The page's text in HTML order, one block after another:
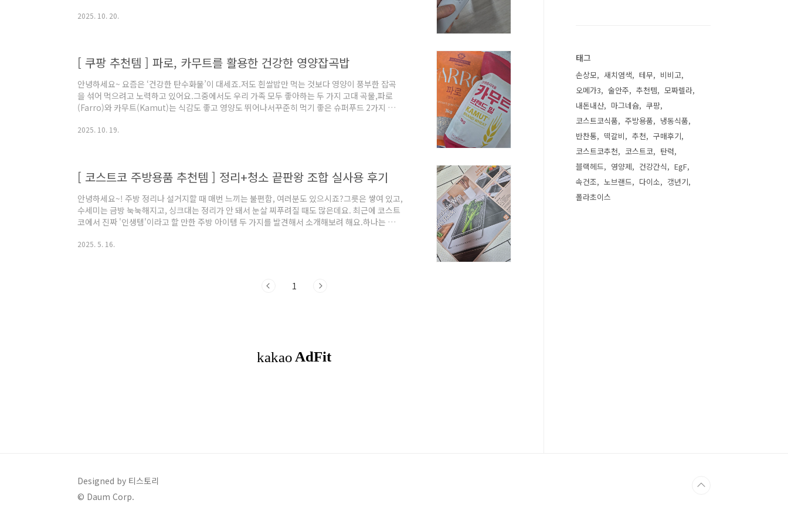
큰 장점은 바로 4단 온도 조절 + 2단 풍속 조절이 가능하다는 점이에요.특히 신기했던 건, 온풍과
2025. 10. 20.
[ 쿠팡 추천템 ] 파로, 카무트를 활용한 건강한 영양잡곡밥
안녕하세요~ 요즘은 ‘건강한 탄수화물’이 대세죠.저도 흰쌀밥만 먹는 것보다 영양이 풍부한 잡곡
을 섞어 먹으려고 노력하고 있어요.그중에서도 우리 가족 모두 좋아하는 두 가지 고대 곡물,파로
(Farro)와 카무트(Kamut)는 식감도 좋고 영양도 뛰어나서꾸준히 먹기 좋은 슈퍼푸드 2가지 소개
파로파로는 흔히 엠머밀(Emmer Wheat)이라고 불리며,고대 로마인들이 즐겨 먹던 귀한 곡물이
2025. 10. 19.
[ 코스트코 주방용품 추천템 ] 정리+청소 끝판왕 조합 실사용 후기
안녕하세요~! 주방 정리나 설거지할 때 매번 느끼는 불편함, 여러분도 있으시죠?그릇은 쌓여 있고,
수세미는 금방 눅눅해지고, 싱크대는 정리가 안 돼서 눈살 찌푸려질 때도 많은데요. 최근에 코스트
코에서 진짜 '인생템'이라고 할 만한 주방 아이템 두 가지를 발견해서 소개해보려 해요.하나는 다용
세척력을 자랑하는 "스크럽대디 수세미"입니다. SNS에서 화제라길래 반신반의하며 사봤는데,이
2025. 5. 16.
1
태그
손상모 새치염색 테무
비비고
오메가3
술안주 추천템
모짜렐라
내돈내산
마그네슘
쿠팡
코스트코식품
주방용품
냉동식품
반찬통
떡갈비 추천
구매후기
코스트코추천
코스트코
탄력
블랙헤드
영양제 건강간식
EgF
속건조
노브랜드 다이소
갱년기
폴라초이스
Designed by 티스토리
© Daum Corp.